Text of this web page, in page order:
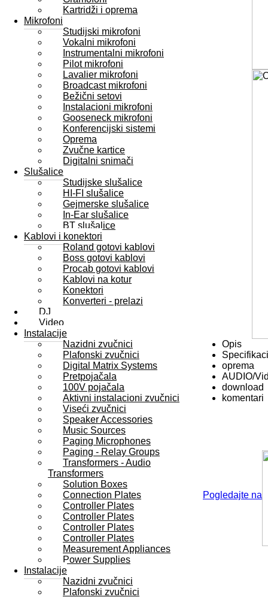
Kartridži i oprema
Mikrofoni
Studijski mikrofoni
Vokalni mikrofoni
Instrumentalni mikrofoni
Pilot mikrofoni
Lavalier mikrofoni
Broadcast mikrofoni
Bežični setovi
Instalacioni mikrofoni
Gooseneck mikrofoni
Konferencijski sistemi
Oprema
Zvučne kartice
Digitalni snimači
Slušalice
Studijske slušalice
HI-FI slušalice
Gejmerske slušalice
In-Ear slušalice
BT slušalice
Kablovi i konektori
Roland gotovi kablovi
Boss gotovi kablovi
Procab gotovi kablovi
Kablovi na kotur
Konektori
Konverteri - prelazi
DJ
Video
Instalacije
Nazidni zvučnici
Plafonski zvučnici
Digital Matrix Systems
Pretpojačala
100V pojačala
Aktivni instalacioni zvučnici
Viseći zvučnici
Speaker Accessories
Music Sources
Paging Microphones
Paging - Relay Groups
Transformers - Audio
Transformers
Solution Boxes
Connection Plates
Controller Plates
Controller Plates
Controller Plates
Controller Plates
Measurement Appliances
Power Supplies
Instalacije
Nazidni zvučnici
Plafonski zvučnici
Opis
oprema
AUDIO/
download
komentari
Pogledajte na